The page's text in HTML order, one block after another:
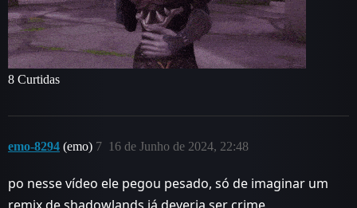
8 Curtidas
emo-8294 (emo) 16 de Junho de 2024, 22:48
7
po nesse vídeo ele pegou pesado, só de imaginar um